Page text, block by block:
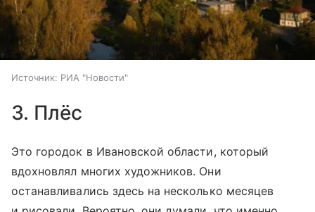
Источник: РИА "Новости"
3. Плёс
Это городок в Ивановской области, который
вдохновлял многих художников. Они
останавливались здесь на несколько месяцев